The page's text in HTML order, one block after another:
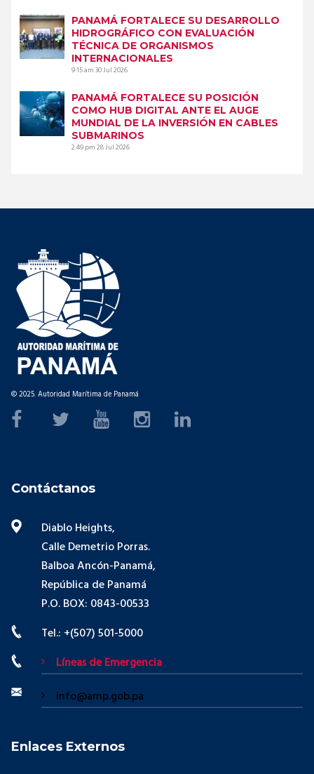
PANAMÁ FORTALECE SU DESARROLLO
HIDROGRÁFICO CON EVALUACIÓN
TÉCNICA DE ORGANISMOS
INTERNACIONALES
9:15 am30 Jul 2026
PANAMÁ FORTALECE SU POSICIÓN
COMO HUB DIGITAL ANTE EL AUGE
MUNDIAL DE LA INVERSIÓN EN CABLES
SUBMARINOS
2:49 pm28 Jul 2026
© 2025. Autoridad Marítima de Panamá
Contáctanos
Diablo Heights,
Calle Demetrio Porras.
Balboa Ancón-Panamá,
República de Panamá
P.O. BOX: 0843-00533
Tel.: +(507) 501-5000
Líneas de Emergencia
info@amp.gob.pa
Enlaces Externos